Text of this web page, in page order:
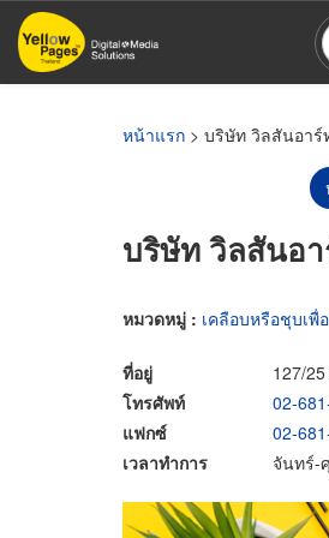
ข้าม
ไป
หน้าแรก > บริษัท วิลสันอาร์
บริษัท วิลสันอ
หมวดหมู่ : เคลือบหรือชุบเ
ที่อยู่
127/
โทรศัพท์
02-
แฟกซ์
02-
เวลาทำการ
จันทร์-